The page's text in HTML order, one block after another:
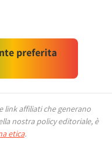
preferita
affiliati che generano
nostra policy editoriale, è
etica.